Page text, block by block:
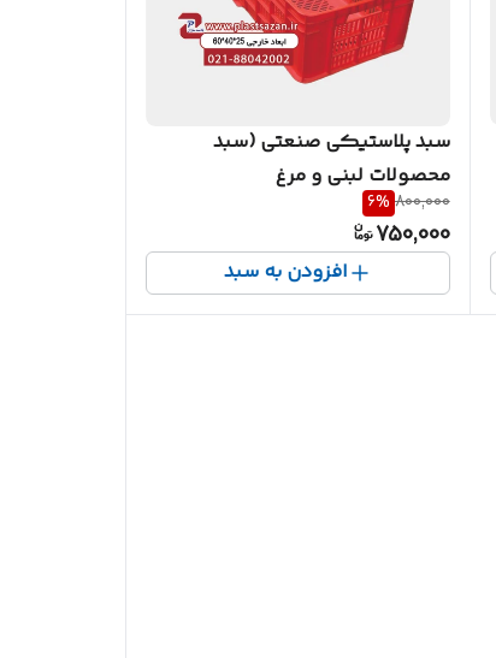
سبد پلاستیکی صنعتی (سبد
محصولات لبنی و مرغ
1003
800,000
6%
750,000
افزودن به سبد